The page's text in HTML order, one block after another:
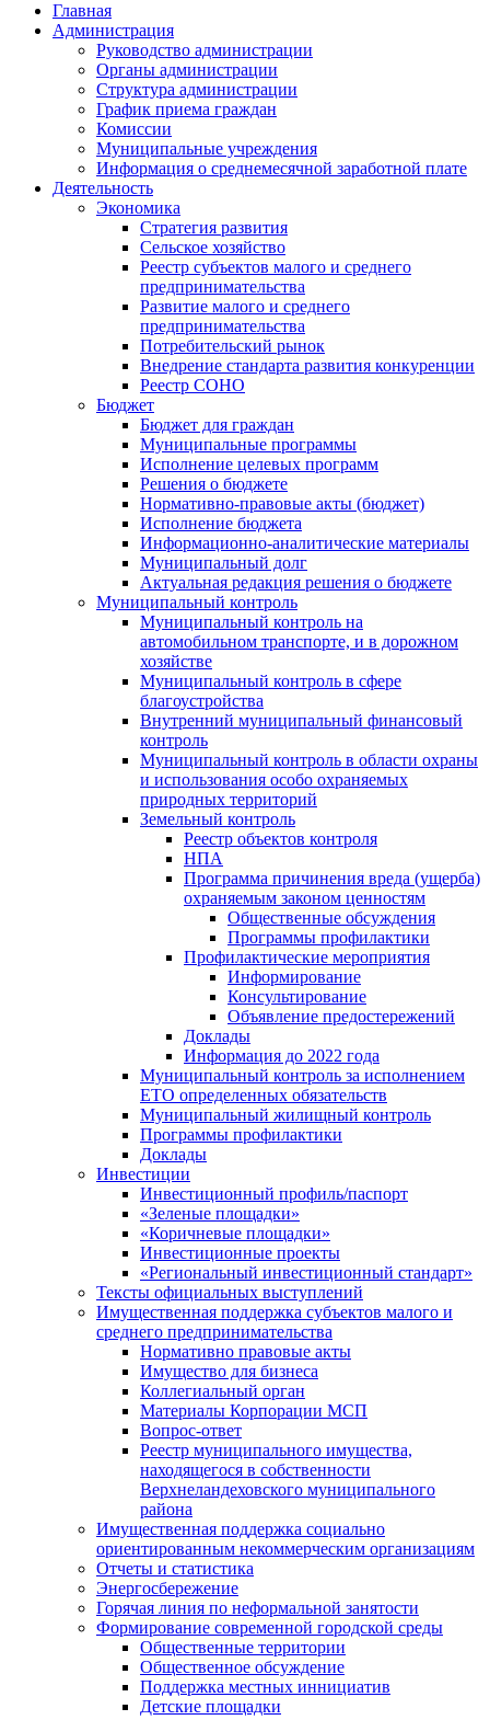
Главная
Администрация
Руководство администрации
Органы администрации
Структура администрации
График приема граждан
Комиссии
Муниципальные учреждения
Информация о среднемесячной заработной плате
Деятельность
Экономика
Стратегия развития
Сельское хозяйство
Реестр субъектов малого и среднего
предпринимательства
Развитие малого и среднего
предпринимательства
Потребительский рынок
Внедрение стандарта развития конкуренции
Реестр СОНО
Бюджет
Бюджет для граждан
Муниципальные программы
Исполнение целевых программ
Решения о бюджете
Нормативно-правовые акты (бюджет)
Исполнение бюджета
Информационно-аналитические материалы
Муниципальный долг
Актуальная редакция решения о бюджете
Муниципальный контроль
Муниципальный контроль на
автомобильном транспорте, и в дорожном
хозяйстве
Муниципальный контроль в сфере
благоустройства
Внутренний муниципальный финансовый
контроль
Муниципальный контроль в области охраны
и использования особо охраняемых
природных территорий
Земельный контроль
Реестр объектов контроля
НПА
Программа причинения вреда (ущерба)
охраняемым законом ценностям
Общественные обсуждения
Программы профилактики
Профилактические мероприятия
Информирование
Консультирование
Объявление предостережений
Доклады
Информация до 2022 года
Муниципальный контроль за исполнением
ЕТО определенных обязательств
Муниципальный жилищный контроль
Программы профилактики
Доклады
Инвестиции
Инвестиционный профиль/паспорт
«Зеленые площадки»
«Коричневые площадки»
Инвестиционные проекты
«Региональный инвестиционный стандарт»
Тексты официальных выступлений
Имущественная поддержка субъектов малого и
среднего предпринимательства
Нормативно правовые акты
Имущество для бизнеса
Коллегиальный орган
Материалы Корпорации МСП
Вопрос-ответ
Реестр муниципального имущества,
находящегося в собственности
Верхнеландеховского муниципального
района
Имущественная поддержка социально
ориентированным некоммерческим организациям
Отчеты и статистика
Энергосбережение
Горячая линия по неформальной занятости
Формирование современной городской среды
Общественные территории
Общественное обсуждение
Поддержка местных иннициатив
Детские площадки